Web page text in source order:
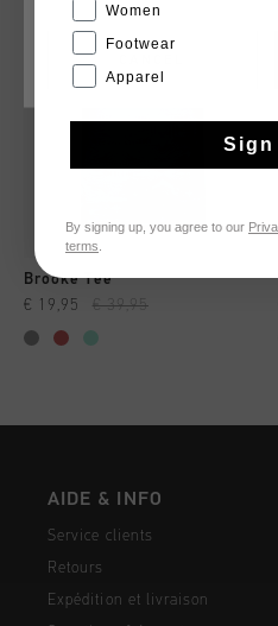
Brooke Tee
€ 19,95 € 39,95
AIDE & INFO
Service clients
Retours
Expédition et livraison
Women
Footwear
Apparel
Sign
By signing up, you agree to our
terms